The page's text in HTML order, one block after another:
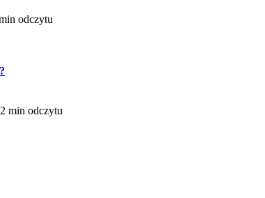
odczytu
2 min odczytu